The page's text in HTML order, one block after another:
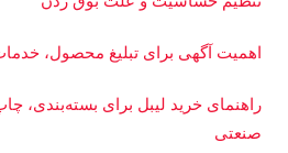
اهمیت آگهی برای تبلیغ محصول،
راهنمای خرید لیبل برای بسته‌بندی،
صنعتی